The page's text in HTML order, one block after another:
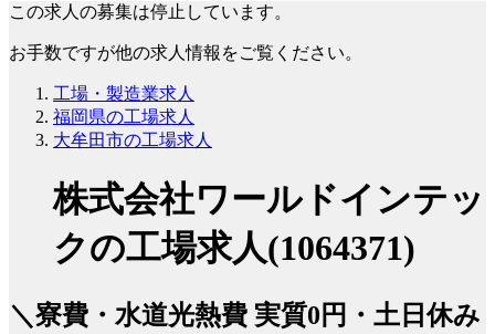
この求人の募集は停止しています。
お手数ですが他の求人情報をご覧ください。
工場・製造業求人
福岡県の工場求人
大牟田市の工場求人
株式会社ワールドインテッ
クの工場求人(1064371)
＼寮費・水道光熱費 実質0円・土日休み